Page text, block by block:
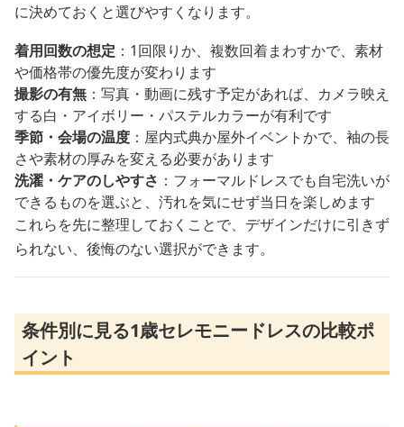
に決めておくと選びやすくなります。
着用回数の想定 ：1回限りか、複数回着まわすかで、素材
や価格帯の優先度が変わります
撮影の有無 ：写真・動画に残す予定があれば、カメラ映え
する白・アイボリー・パステルカラーが有利です
季節・会場の温度 ：屋内式典か屋外イベントかで、袖の長
さや素材の厚みを変える必要があります
洗濯・ケアのしやすさ ：フォーマルドレスでも自宅洗いが
できるものを選ぶと、汚れを気にせず当日を楽しめます
これらを先に整理しておくことで、デザインだけに引きず
られない、後悔のない選択ができます。
条件別に見る1歳セレモニードレスの比較ポ
イント